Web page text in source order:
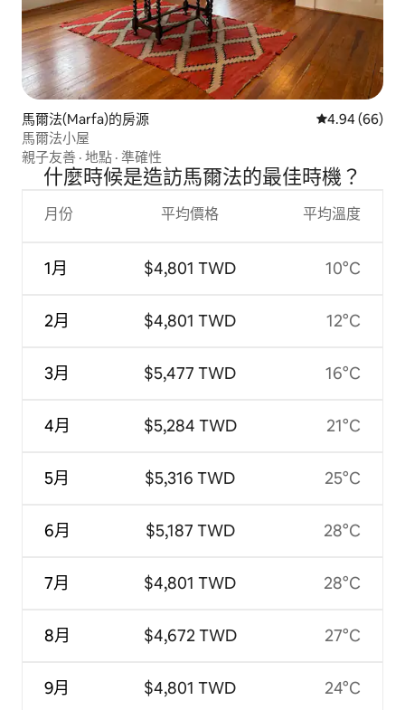
馬爾法(Marfa)的房源 從 66 則評價
4.94 (66)
馬爾法小屋
親子友善 · 地點 · 準確性
什麼時候是造訪馬爾法的最佳時機？
月份
1月
2月
3月
4月
5月
6月
7月
8月
9月
平均價格
$4,801 TWD
$4,801 TWD
$5,477 TWD
$5,284 TWD
$5,316 TWD
$5,187 TWD
$4,801 TWD
$4,672 TWD
$4,801 TWD
平均溫度
10°C
12°C
16°C
21°C
25°C
28°C
28°C
27°C
24°C